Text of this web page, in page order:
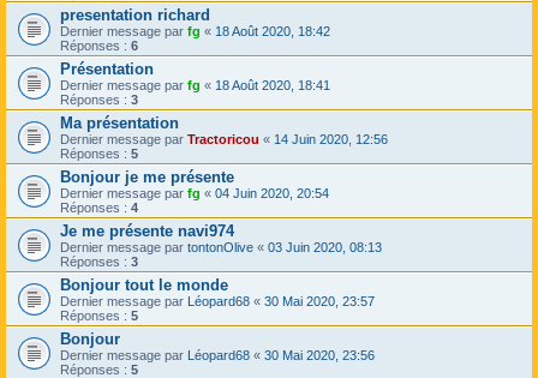
presentation richard
Dernier message par fg « 18 Août 2020, 18:42
Réponses : 6
Présentation
Dernier message par fg « 18 Août 2020, 18:41
Réponses : 3
Ma présentation
Dernier message par Tractoricou « 14 Juin 2020, 12:56
Réponses : 5
Bonjour je me présente
Dernier message par fg « 04 Juin 2020, 20:54
Réponses : 4
Je me présente navi974
Dernier message par tontonOlive « 03 Juin 2020, 08:13
Réponses : 3
Bonjour tout le monde
Dernier message par Léopard68 « 30 Mai 2020, 23:57
Réponses : 5
Bonjour
Dernier message par Léopard68 « 30 Mai 2020, 23:56
Réponses : 5